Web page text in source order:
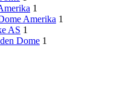
1
Amerika 1
AS 1
Dome 1